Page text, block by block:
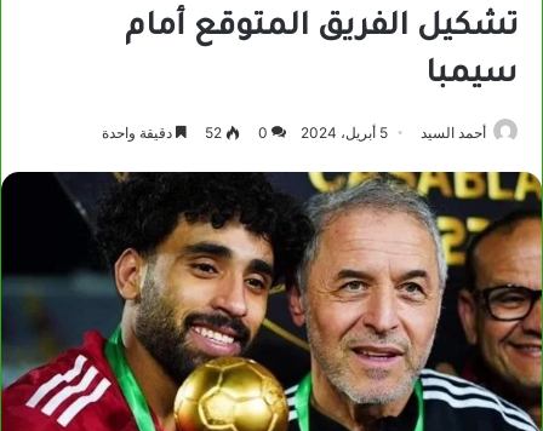
تشكيل الفريق المتوقع أمام
سيمبا
أحمد السيد 5 أبريل، 2024 0
52 دقيقة واحدة